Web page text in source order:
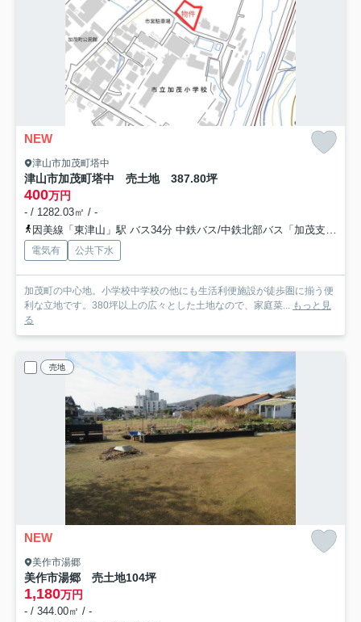
NEW
津山市加茂町塔中
津山市加茂町塔中 売土地 387.80坪
400万円
- / 1282.03㎡ / -
因美線「東津山」駅 バス34分 中鉄バス/中鉄北部バス「加茂支所（岡山県）」 停歩5分
電気有 公共下水
加茂町の中心地。小学校中学校の他にも生活利便施設が徒歩圏に揃う便
利な立地です。380坪以上の広々とした土地なので、家庭菜... もっと見
る
売地
NEW
美作市湯郷
美作市湯郷 売土地104坪
1,180万円
- / 344.00㎡ / -